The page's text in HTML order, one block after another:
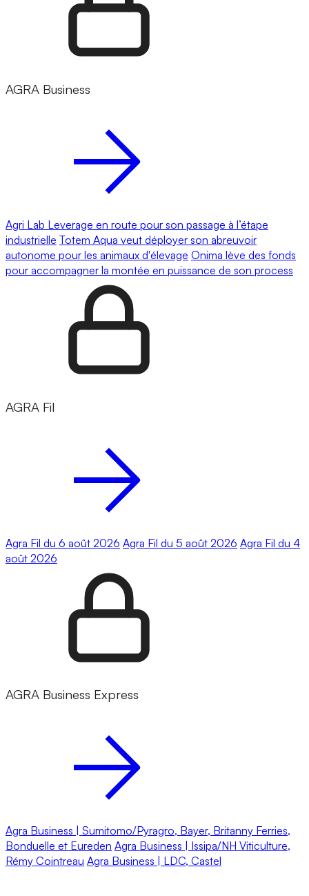
AGRA Business
Agri Lab Leverage en route pour son passage à l’étape
industrielle Totem Aqua veut déployer son abreuvoir
autonome pour les animaux d'élevage Onima lève des fonds
pour accompagner la montée en puissance de son process
AGRA Fil
Agra Fil du 6 août 2026 Agra Fil du 5 août 2026 Agra Fil du 4
août 2026
AGRA Business Express
Agra Business | Sumitomo/Pyragro, Bayer, Britanny Ferries,
Bonduelle et Eureden Agra Business | Issipa/NH Viticulture,
Rémy Cointreau Agra Business | LDC, Castel